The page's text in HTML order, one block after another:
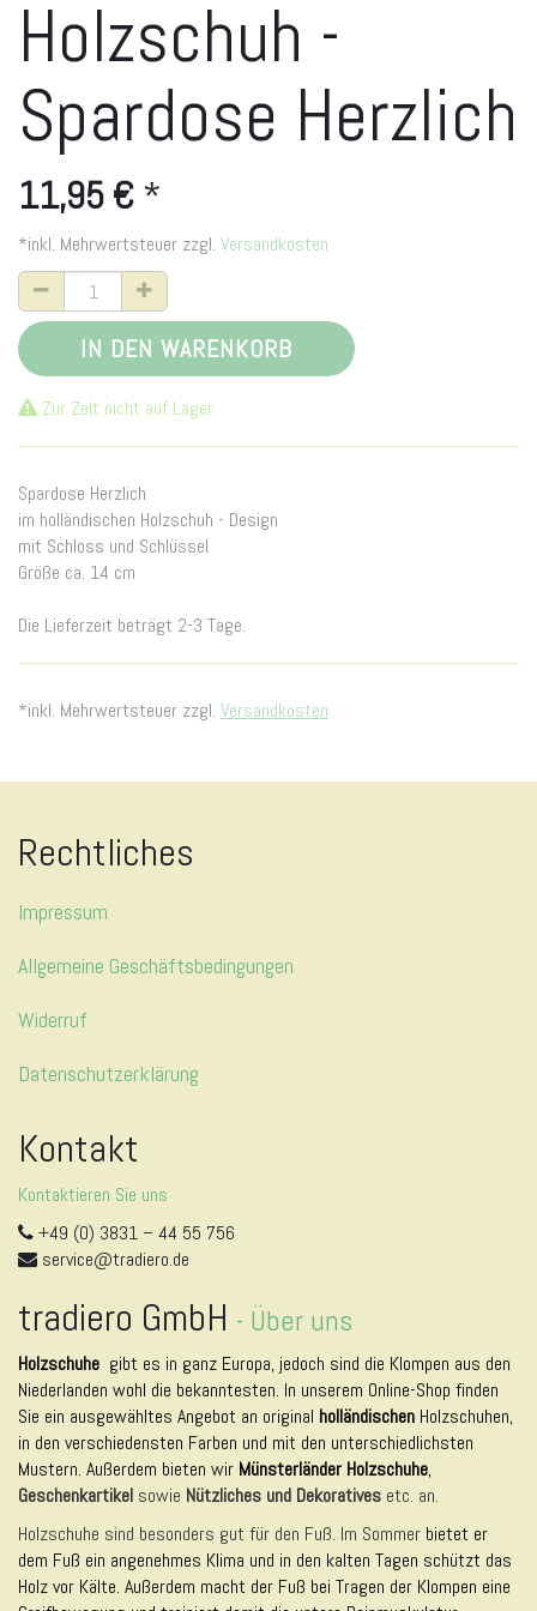
Holzschuh -
Spardose Herzlich
11,95 € *
*inkl. Mehrwertsteuer zzgl. Versandkosten
IN DEN WARENKORB
Zur Zeit nicht auf Lager
Spardose Herzlich
im holländischen Holzschuh - Design
mit Schloss und Schlüssel
Größe ca. 14 cm
Die Lieferzeit beträgt 2-3 Tage.
*inkl. Mehrwertsteuer zzgl. Versandkosten
Rechtliches
Impressum
Allgemeine Geschäftsbedingungen
Widerruf
Datenschutzerklärung
Kontakt
Kontaktieren Sie uns
+49 (0) 3831 – 44 55 756
service@tradiero.de
tradiero GmbH - Über uns
Holzschuhe gibt es in ganz Europa, jedoch sind die Klompen aus den
Niederlanden wohl die bekanntesten. In unserem Online-Shop finden
Sie ein ausgewähltes Angebot an original holländischen Holzschuhen,
in den verschiedensten Farben und mit den unterschiedlichsten
Mustern. Außerdem bieten wir Münsterländer Holzschuhe,
Geschenkartikel sowie Nützliches und Dekoratives etc. an.
Holzschuhe sind besonders gut für den Fuß. Im Sommer bietet er
dem Fuß ein angenehmes Klima und in den kalten Tagen schützt das
Holz vor Kälte. Außerdem macht der Fuß bei Tragen der Klompen eine